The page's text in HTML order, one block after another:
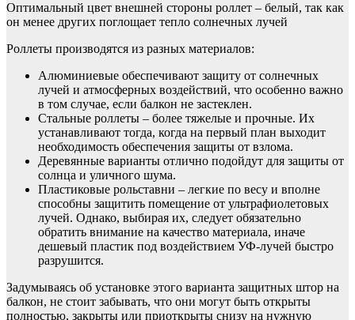
Оптимальный цвет внешней стороны роллет – белый, так как
он менее других поглощает тепло солнечных лучей
Роллеты производятся из разных материалов:
Алюминиевые обеспечивают защиту от солнечных
лучей и атмосферных воздействий, что особенно важно
в том случае, если балкон не застеклен.
Стальные роллеты – более тяжелые и прочные. Их
устанавливают тогда, когда на первый план выходит
необходимость обеспечения защиты от взлома.
Деревянные варианты отлично подойдут для защиты от
солнца и уличного шума.
Пластиковые рольставни – легкие по весу и вполне
способны защитить помещение от ультрафиолетовых
лучей. Однако, выбирая их, следует обязательно
обратить внимание на качество материала, иначе
дешевый пластик под воздействием УФ-лучей быстро
разрушится.
Задумываясь об установке этого варианта защитных штор на
балкон, не стоит забывать, что они могут быть открыты
полностью, закрыты или приоткрыты снизу на нужную